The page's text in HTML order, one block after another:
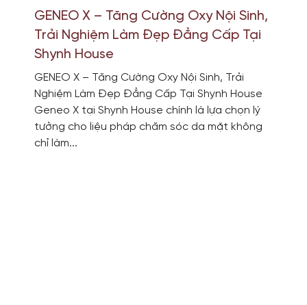
GENEO X – Tăng Cường Oxy Nội Sinh,
Trải Nghiệm Làm Đẹp Đẳng Cấp Tại
Shynh House
GENEO X – Tăng Cường Oxy Nội Sinh, Trải
Nghiệm Làm Đẹp Đẳng Cấp Tại Shynh House
Geneo X tại Shynh House chính là lựa chọn lý
tưởng cho liệu pháp chăm sóc da mặt không
chỉ làm...